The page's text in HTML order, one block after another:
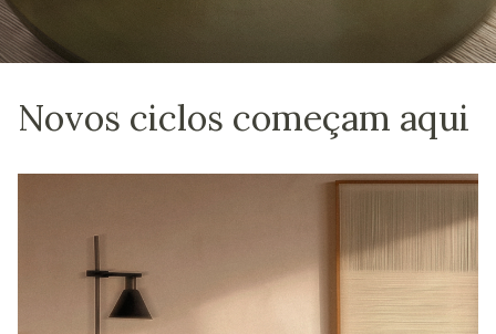
Novos ciclos começam aqui